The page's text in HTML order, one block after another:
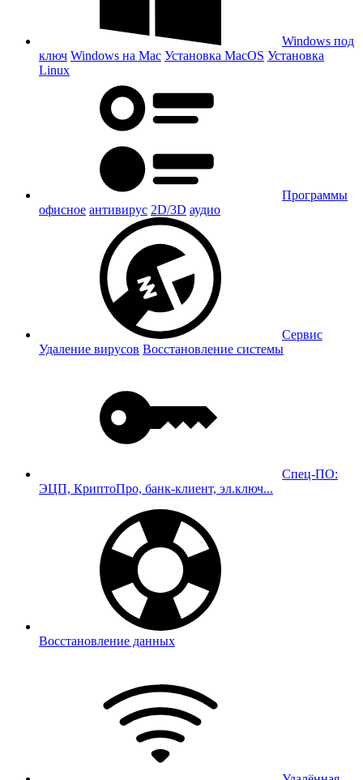
Windows под
ключ Windows на Mac Установка MacOS Установка
Linux
Программы
офисное антивирус 2D/3D аудио
Сервис
Удаление вирусов Восстановление системы
Спец-ПО:
ЭЦП, КриптоПро, банк-клиент, эл.ключ...
Восстановление данных